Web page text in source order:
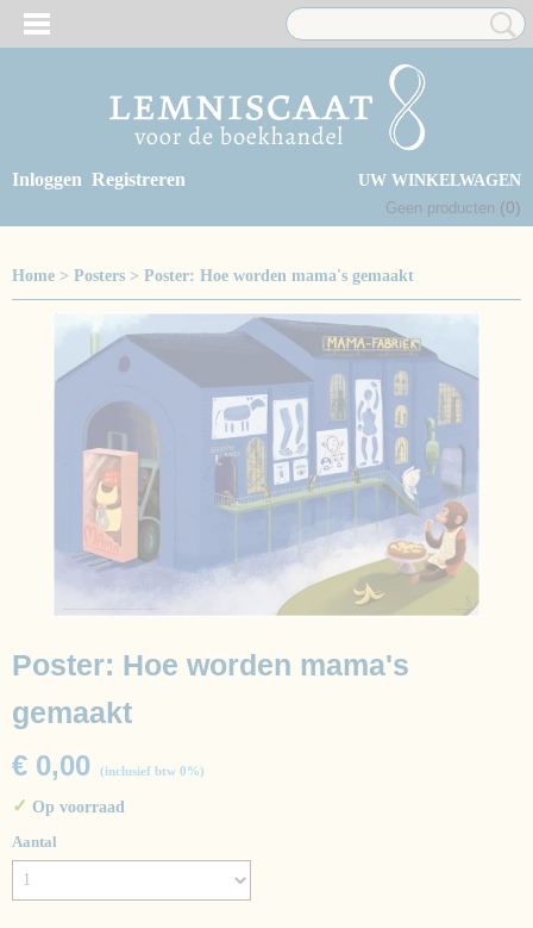
Inloggen Registreren
UW WINKELWAGEN
Geen producten (0)
Home > Posters > Poster: Hoe worden mama's gemaakt
Poster: Hoe worden mama's
gemaakt
€ 0,00 (inclusief btw 0%)
✓ Op voorraad
Aantal